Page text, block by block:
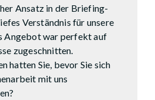
Ansatz in der Briefing-
Verständnis für unsere
Angebot war perfekt auf
zugeschnitten.
hatten Sie, bevor Sie sich
mit uns